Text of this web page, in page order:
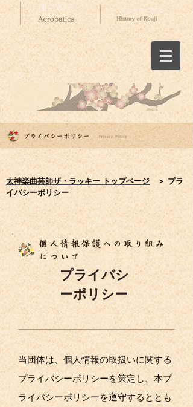
太神楽曲芸師ザ・ラッキー トップページ ＞ プラ
イバシーポリシー
プライバシ
ーポリシー
当団体は、個人情報の取扱いに関する
プライバシーポリシーを策定し、本プ
ライバシーポリシーを遵守するととも